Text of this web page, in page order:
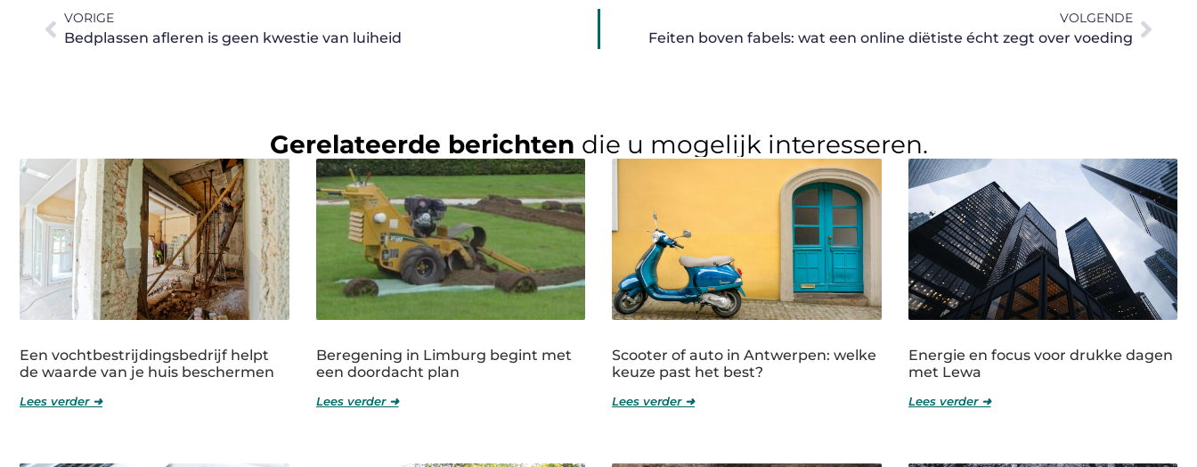
VORIGE
Bedplassen afleren is geen kwestie van luiheid
VOLGENDE
Feiten boven fabels: wat een online diëtiste écht zegt over voeding
Gerelateerde berichten die u mogelijk interesseren.
Een vochtbestrijdingsbedrijf helpt
de waarde van je huis beschermen
Lees verder ➜
Beregening in Limburg begint met
een doordacht plan
Lees verder ➜
Scooter of auto in Antwerpen: welke
keuze past het best?
Lees verder ➜
Energie en focus voor drukke dagen
met Lewa
Lees verder ➜